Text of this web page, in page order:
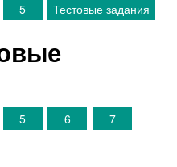
5 Тестовые задания
5 6
7